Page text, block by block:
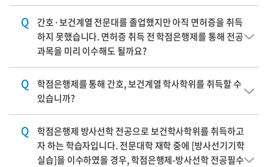
Q
간호·보건계열 전문대를 졸업했지만 아직 면허증을 취득
하지 못했습니다. 면허증 취득 전 학점은행제를 통해 전공
과목을 미리 이수해도 될까요?
Q
학점은행제를 통해 간호, 보건계열 학사학위를 취득할 수
있습니까?
Q
학점은행제 방사선학 전공으로 보건학사학위를 취득하고
자 하는 학습자입니다. 전문대학 재학 중에 [방사선기기학
실습]을 이수하였을 경우, 학점은행제-방사선학 전공필수